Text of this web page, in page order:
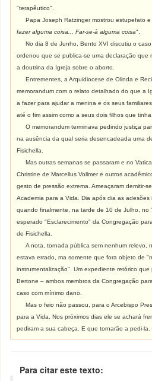
"terapêutico".
Papa Joseph Ratzinger mostrou estupefato e
fazer alguma coisa... Far-se-à alguma coisa".
No dia 8 de Junho, Bento XVI discutiu o caso
ordenou que se publica-se uma declaração que
a doutrina da Igreja sobre o aborto.
Entrementes, a Arquidiocese de Olinda e
memorandum com o relato detalhado do que a
a fazer para ajudar a menina e os seus
até o fim assim como a seus dois filhos que tinha
O memorandum terminava pedindo justiça
na ausência da qual seria desencadeada uma
Fisichella.
Mas outras semanas se passaram e no
Christine de Marcellus Vollmer e outros
gesto de pressão extrema. Ameaçaram demitir-
Academia para a Vida. Dia após dia as
quando finalmente, na tarde de 10 de Julho, no
esperado "Esclarecimento" da Congregação
de Fisichella.
A nota, tornada pública sem nenhum relevo,
estava errado, ma somente que fora objeto de
instrumentalização". Um expediente retórico que
Bertone – ambos membros da Congregação
caso com mínimo dano.
Mas o feio não passou, para o Arcebispo
para a Vida. Nos próximos dias ele se achará
pediram a sua cabeça. E que tornarão a pedi-la.
Para citar este texto: